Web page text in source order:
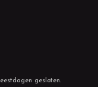
gesloten.